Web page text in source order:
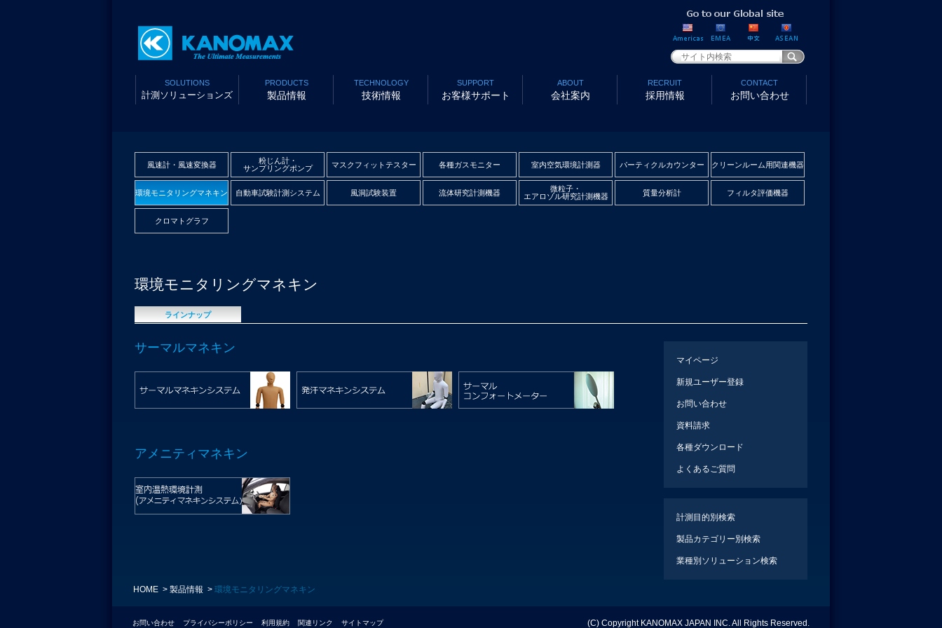
SOLUTIONS
計測ソリューションズ
PRODUCTS
製品情報
TECHNOLOGY
技術情報
SUPPORT
お客様サポート
ABOUT
会社案内
RECRUIT
採用情報
CONTACT
お問い合わせ
風速計・風速変換器
粉じん計・
サンプリングポンプ
マスクフィットテスター 各種ガスモニター 室内空気環境計測器 パーティクルカウンター クリーンルーム用関連機器
環境モニタリングマネキン 自動車試験計測システム 風洞試験装置 流体研究計測機器
微粒子・
エアロゾル研究計測機器
質量分析計 フィルタ評価機器
クロマトグラフ
環境モニタリングマネキン
ラインナップ
マイページ
新規ユーザー登録
お問い合わせ
資料請求
各種ダウンロード
よくあるご質問
計測目的別検索
製品カテゴリー別検索
業種別ソリューション検索
サーマルマネキン
アメニティマネキン
HOME 製品情報 環境モニタリングマネキン
お問い合わせ プライバシーポリシー 利用規約 関連リンク サイトマップ (C) Copyright KANOMAX JAPAN INC. All Rights Reserved.